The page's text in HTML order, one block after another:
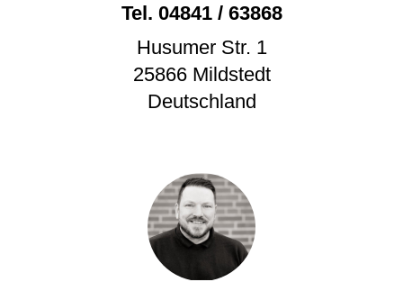
Tel. 04841 / 63868
Husumer Str. 1
25866 Mildstedt
Deutschland